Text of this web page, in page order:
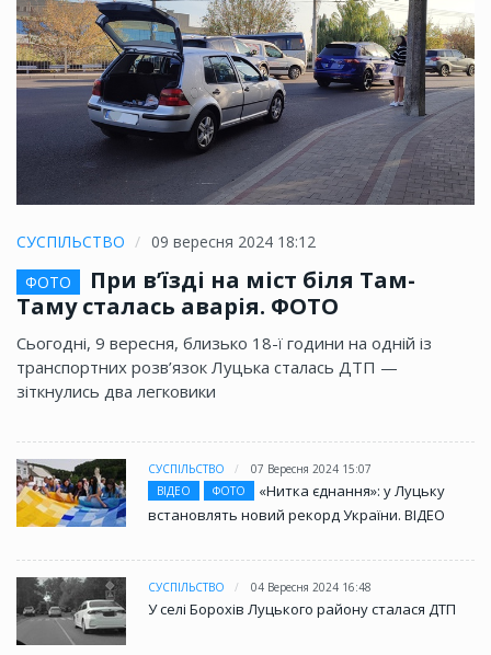
СУСПІЛЬСТВО
09 вересня 2024 18:12
ФОТО
При в’їзді на міст біля Там-
Таму сталась аварія. ФОТО
Сьогодні, 9 вересня, близько 18-ї години на одній із
транспортних розв’язок Луцька сталась ДТП —
зіткнулись два легковики
СУСПІЛЬСТВО
07 Вересня 2024 15:07
ВІДЕО
ФОТО
«Нитка єднання»: у Луцьку
встановлять новий рекорд України. ВІДЕО
СУСПІЛЬСТВО 04 Вересня 2024 16:48
У селі Борохів Луцького району сталася ДТП